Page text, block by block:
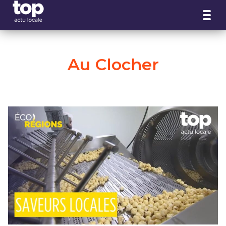
Au Clocher
Panneau de gestion des cookies